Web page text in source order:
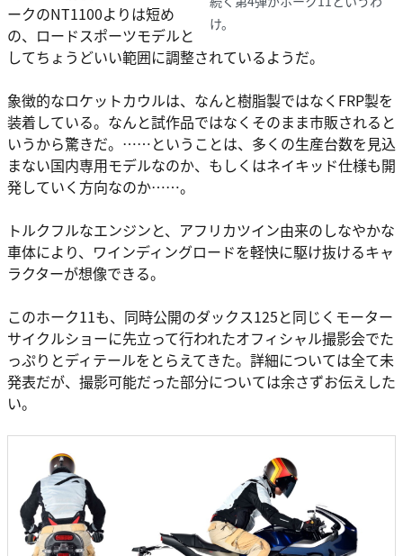
け。
ークのNT1100よりは短め
の、ロードスポーツモデルと
してちょうどいい範囲に調整されているようだ。
象徴的なロケットカウルは、なんと樹脂製ではなくFRP製を
装着している。なんと試作品ではなくそのまま市販されると
いうから驚きだ。……ということは、多くの生産台数を見込
まない国内専用モデルなのか、もしくはネイキッド仕様も開
発していく方向なのか……。
トルクフルなエンジンと、アフリカツイン由来のしなやかな
車体により、ワインディングロードを軽快に駆け抜けるキャ
ラクターが想像できる。
このホーク11も、同時公開のダックス125と同じくモーター
サイクルショーに先立って行われたオフィシャル撮影会でた
っぷりとディテールをとらえてきた。詳細については全て未
発表だが、撮影可能だった部分については余さずお伝えした
い。